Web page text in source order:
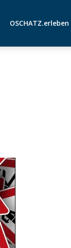
OSCHATZ.erleben